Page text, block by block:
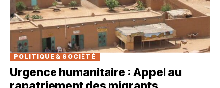
POLITIQUE & SOCIÉTÉ
Urgence humanitaire : Appel au